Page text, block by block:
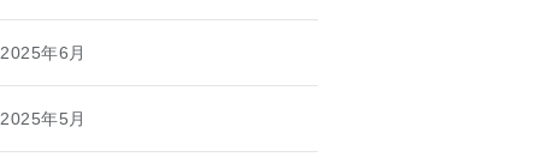
2025年6月
2025年5月